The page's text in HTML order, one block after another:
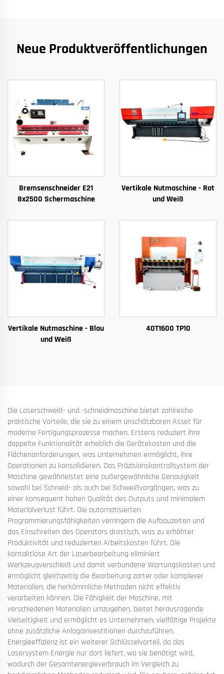
Neue Produktveröffentlichungen
Bremsenschneider E21
8x2500 Schermaschine
Vertikale Nutmaschine - Rot
und Weiß
Vertikale Nutmaschine - Blau
und Weiß
40T1600 TP10
Die Laserschweiß- und -schneidmaschine bietet zahlreiche
praktische Vorteile, die sie zu einem unschätzbaren Asset für
moderne Fertigungsprozesse machen. Erstens reduziert ihre
doppelte Funktionalität erheblich die Gerätekosten und die
Flächenanforderungen, was Unternehmen ermöglicht, ihre
Operationen zu konsolidieren. Das Präzisionskontrollsystem der
Maschine gewährleistet eine außergewöhnliche Genauigkeit
sowohl bei Schneid- als auch bei Schweißvorgängen, was zu
einer konsequent hohen Qualität des Outputs und minimalem
Materialverlust führt. Die automatisierten
Programmierungsfähigkeiten verringern die Aufbauzeiten und
das Einschreiten des Operators drastisch, was zu erhöhter
Produktivität und reduzierten Arbeitskosten führt. Die
kontaktlose Art der Laserbearbeitung eliminiert
Werkzeugverschleiß und damit verbundene Wartungskosten und
ermöglicht gleichzeitig die Bearbeitung zarter oder komplexer
Materialien, die herkömmliche Methoden nicht effektiv
verarbeiten können. Die Fähigkeit der Maschine, mit
verschiedenen Materialien umzugehen, bietet herausragende
Vielseitigkeit und ermöglicht es Unternehmen, vielfältige Projekte
ohne zusätzliche Anlagainvestitionen durchzuführen.
Energieeffizienz ist ein weiterer Schlüsselvorteil, da das
Lasersystem Energie nur dort liefert, wo sie benötigt wird,
wodurch der Gesamtenergieverbrauch im Vergleich zu